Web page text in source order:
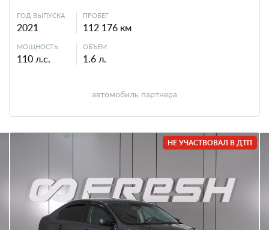
ГОД ВЫПУСКА
2021
ПРОБЕГ
112 176 км
МОЩНОСТЬ
110 л.с.
ОБЪЕМ
1.6 л.
автомобиль партнера
НЕ УЧАСТВОВАЛ В ДТП